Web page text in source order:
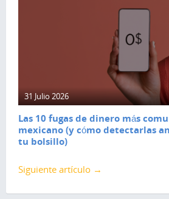
31 Julio 2026
Las 10 fugas de dinero más
mexicano (y cómo detectarlas
tu bolsillo)
Siguiente artículo →